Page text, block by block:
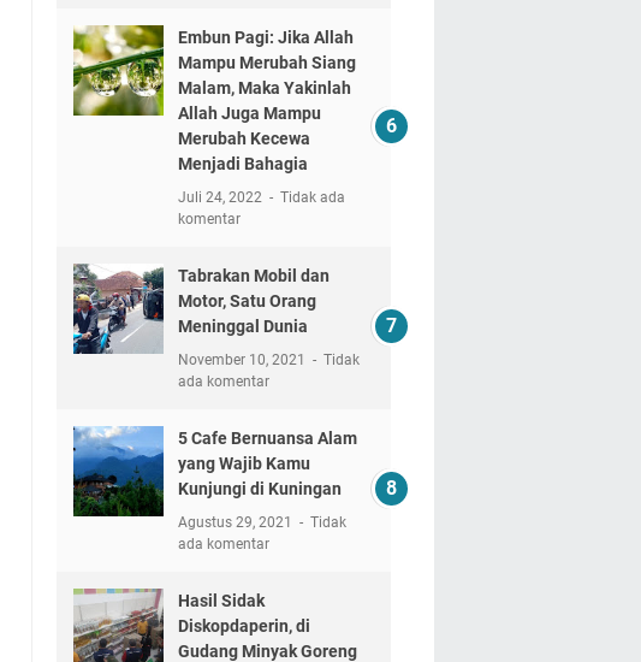
Embun Pagi: Jika Allah
Mampu Merubah Siang
Malam, Maka Yakinlah
Allah Juga Mampu
Merubah Kecewa
Menjadi Bahagia
Juli 24, 2022
Tidak ada
komentar
Tabrakan Mobil dan
Motor, Satu Orang
Meninggal Dunia
November 10, 2021
Tidak
ada komentar
5 Cafe Bernuansa Alam
yang Wajib Kamu
Kunjungi di Kuningan
Agustus 29, 2021
Tidak
ada komentar
Hasil Sidak
Diskopdaperin, di
Gudang Minyak Goreng